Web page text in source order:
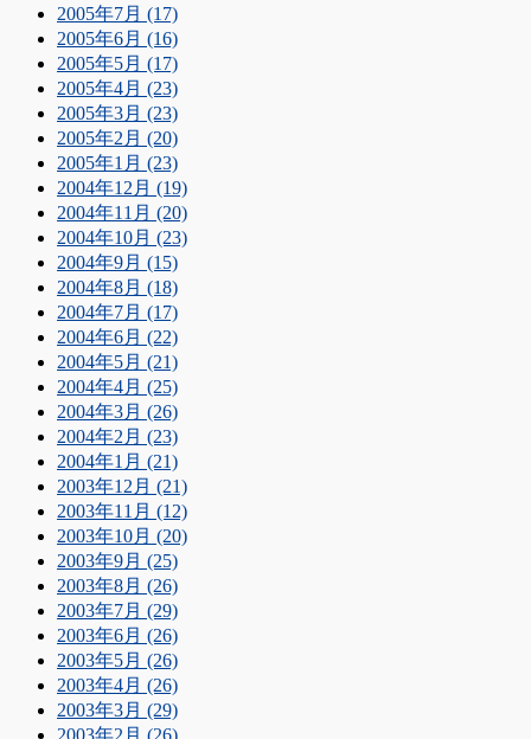
2005年7月 (17)
2005年6月 (16)
2005年5月 (17)
2005年4月 (23)
2005年3月 (23)
2005年2月 (20)
2005年1月 (23)
2004年12月 (19)
2004年11月 (20)
2004年10月 (23)
2004年9月 (15)
2004年8月 (18)
2004年7月 (17)
2004年6月 (22)
2004年5月 (21)
2004年4月 (25)
2004年3月 (26)
2004年2月 (23)
2004年1月 (21)
2003年12月 (21)
2003年11月 (12)
2003年10月 (20)
2003年9月 (25)
2003年8月 (26)
2003年7月 (29)
2003年6月 (26)
2003年5月 (26)
2003年4月 (26)
2003年3月 (29)
2003年2月 (26)